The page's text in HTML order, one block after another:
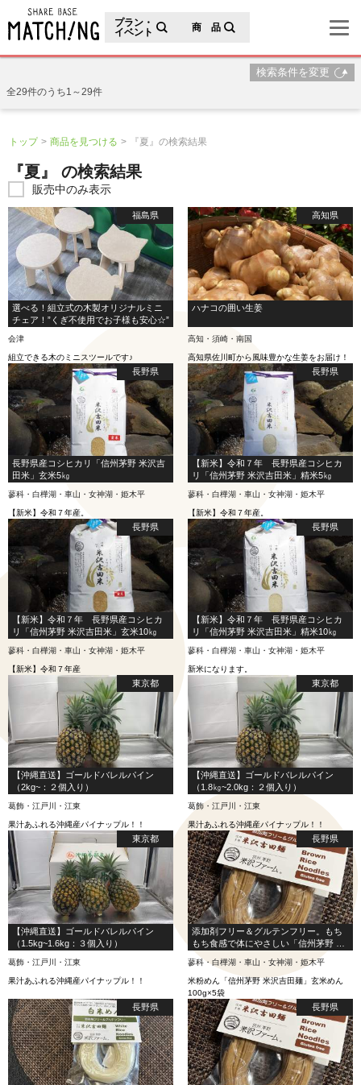
プラン・
イベント
商 品
検索条件を変更
全29件のうち1～29件
トップ 商品を見つける 『夏』の検索結果
『夏』 の検索結果
販売中のみ表示
福島県
選べる！組立式の木製オリジナルミニ
チェア！”くぎ不使用でお子様も安心☆”
会津
組立できる木のミニスツールです♪
高知県
ハナコの囲い生姜
高知・須崎・南国
高知県佐川町から風味豊かな生姜をお届け！
長野県
長野県産コシヒカリ「信州茅野 米沢吉
田米」玄米5㎏
蓼科・白樺湖・車山・女神湖・姫木平
【新米】令和７年産。
長野県
【新米】令和７年 長野県産コシヒカ
リ「信州茅野 米沢吉田米」精米5㎏
蓼科・白樺湖・車山・女神湖・姫木平
【新米】令和７年産。
長野県
【新米】令和７年 長野県産コシヒカ
リ「信州茅野 米沢吉田米」玄米10㎏
蓼科・白樺湖・車山・女神湖・姫木平
【新米】令和７年産
長野県
【新米】令和７年 長野県産コシヒカ
リ「信州茅野 米沢吉田米」精米10㎏
蓼科・白樺湖・車山・女神湖・姫木平
新米になります。
東京都
【沖縄直送】ゴールドバレルパイン
（2kg~：２個入り）
葛飾・江戸川・江東
果汁あふれる沖縄産パイナップル！！
東京都
【沖縄直送】ゴールドバレルパイン
（1.8㎏~2.0kg：２個入り）
葛飾・江戸川・江東
果汁あふれる沖縄産パイナップル！！
東京都
【沖縄直送】ゴールドバレルパイン
（1.5kg~1.6kg：３個入り）
葛飾・江戸川・江東
果汁あふれる沖縄産パイナップル！！
長野県
添加剤フリー＆グルテンフリー。もち
もち食感で体にやさしい「信州茅野 米
沢吉田麺」玄米めん（米粉めん）
100g×5袋
蓼科・白樺湖・車山・女神湖・姫木平
米粉めん「信州茅野 米沢吉田麺」玄米めん
100g×5袋
長野県 長野県